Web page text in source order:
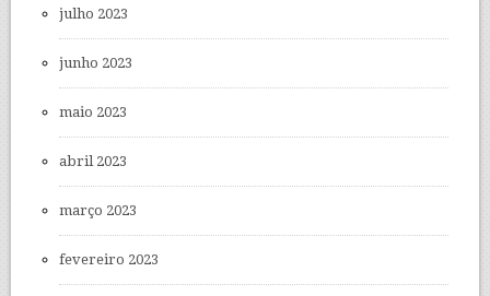
julho 2023
junho 2023
maio 2023
abril 2023
março 2023
fevereiro 2023